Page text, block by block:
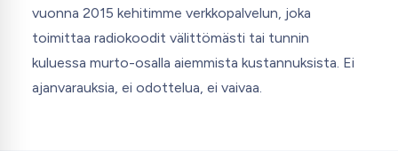
vuonna 2015 kehitimme verkkopalvelun, joka
toimittaa radiokoodit välittömästi tai tunnin
kuluessa murto-osalla aiemmista kustannuksista. Ei
ajanvarauksia, ei odottelua, ei vaivaa.